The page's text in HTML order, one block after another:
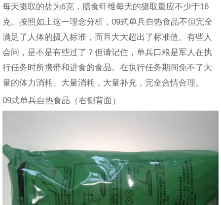
每天摄取的盐为6克，膳食纤维每天的摄取量应不少于16
克。按照如上这一理念分析，09式单兵自热食品不但完全
满足了人体的摄入标准，而且大大超出了标准值。有些人
会问，是不是有些过了？但请记住，单兵口粮是军人在执
行任务时所携带和进食的食品。在执行任务期间免不了大
量的体力消耗。大量消耗，大量补充，完全合情合理。
09式单兵自热食品（右侧背面）